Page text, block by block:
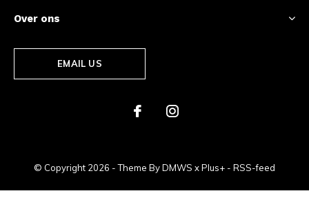
Over ons
EMAIL US
© Copyright 2026 - Theme ByDMWS xPlus+ - RSS-feed